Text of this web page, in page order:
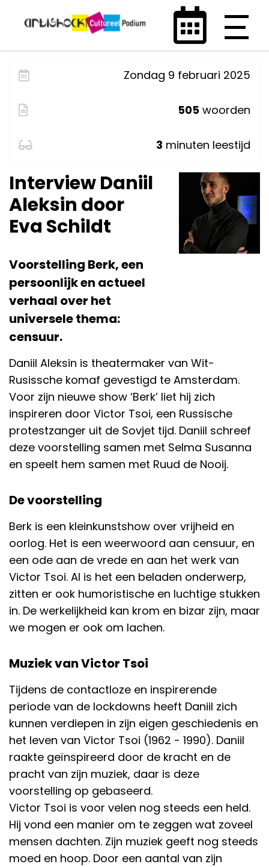
Zondag 9 februari 2025
505 woorden
3 minuten leestijd
Interview Daniil
Aleksin door
Eva Schildt
Voorstelling Berk, een
persoonlijk en actueel
verhaal over het
universele thema:
censuur.
Daniil Aleksin is theatermaker van Wit-
Rusissche komaf gevestigd te Amsterdam.
Voor zijn nieuwe show ‘Berk’ liet hij zich
inspireren door Victor Tsoi, een Russische
protestzanger uit de Sovjet tijd. Daniil schreef
deze voorstelling samen met Selma Susanna
en speelt hem samen met Ruud de Nooij.
De voorstelling
Berk is een kleinkunstshow over vrijheid en
oorlog. Het is een weerwoord aan censuur, en
een ode aan de vrede en aan het werk van
Victor Tsoi. Al is het een beladen onderwerp,
zitten er ook humoristische en luchtige stukken
in. De werkelijkheid kan krom en bizar zijn, maar
we mogen er ook om lachen.
Muziek van Victor Tsoi
Tijdens de contactloze en inspirerende
periode van de lockdowns heeft Daniil zich
kunnen verdiepen in zijn eigen geschiedenis en
het leven van Victor Tsoi (1962 - 1990). Daniil
raakte geïnspireerd door de kracht en de
pracht van zijn muziek, daar is deze
voorstelling op gebaseerd.
Victor Tsoi is voor velen nog steeds een held.
Hij vond een manier om te zeggen wat zoveel
mensen dachten. Zijn muziek geeft nog steeds
moed en hoop. Door een aantal van zijn